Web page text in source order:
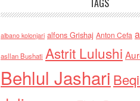
TAGS
albano kolonjari alfons Grishaj Anton Cefa
asllan Bushati Astrit Lulushi
Behlul Jashari